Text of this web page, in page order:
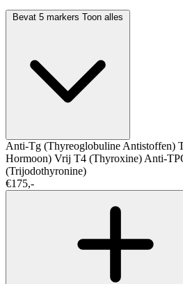
Bevat 5 markers Toon alles
Anti-Tg (Thyreoglobuline Antistoffen)
Hormoon) Vrij T4 (Thyroxine) Anti-
(Trijodothyronine)
€175,-